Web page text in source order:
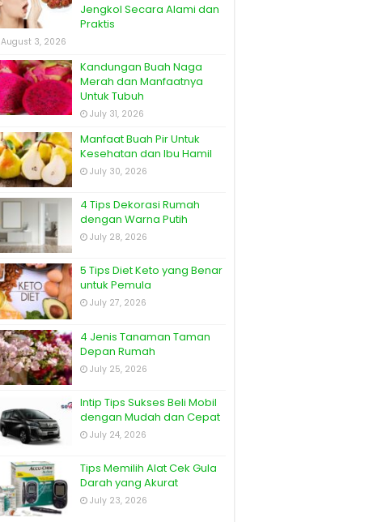
Jengkol Secara Alami dan
Praktis
August 3, 2026
Kandungan Buah Naga
Merah dan Manfaatnya
Untuk Tubuh
July 31, 2026
Manfaat Buah Pir Untuk
Kesehatan dan Ibu Hamil
July 30, 2026
4 Tips Dekorasi Rumah
dengan Warna Putih
July 28, 2026
5 Tips Diet Keto yang Benar
untuk Pemula
July 27, 2026
4 Jenis Tanaman Taman
Depan Rumah
July 25, 2026
Intip Tips Sukses Beli Mobil
dengan Mudah dan Cepat
July 24, 2026
Tips Memilih Alat Cek Gula
Darah yang Akurat
July 23, 2026